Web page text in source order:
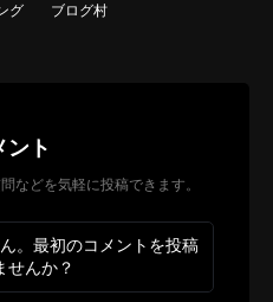
グ ブログ村
ント
などを気軽に投稿できます。
。最初のコメントを投稿
せんか？